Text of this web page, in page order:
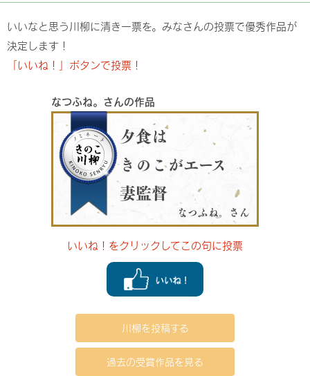
いいなと思う川柳に清き一票を。みなさんの投票で優秀作品が
決定します！
「いいね！」ボタンで投票！
なつふね。さんの作品
夕食は
きのこがエース
妻監督
なつふね。さん
いいね！をクリックしてこの句に投票
川柳を投稿する
過去の受賞作品を見る